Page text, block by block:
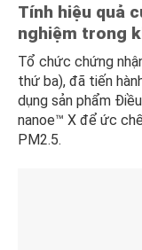
Tính hiệu quả
nghiệm trong
Tổ chức chứng
thứ ba), đã tiến
dụng sản phẩm
nanoe™ X để ức
PM2.5.